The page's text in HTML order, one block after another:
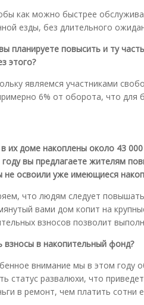
как можно быстрее
езды, без длительного
планируете повысить и ту
этого?
являемся участниками
6% от оборота, что для
их доме накоплены около 43
вы предлагаете жителям
освоили уже имеющиеся
что людям следует
вами дом копит на
взносов позволит
в накопительный фонд?
внимание мы в этом году
статус развалюхи, что
в ремонт, чем платить сотни